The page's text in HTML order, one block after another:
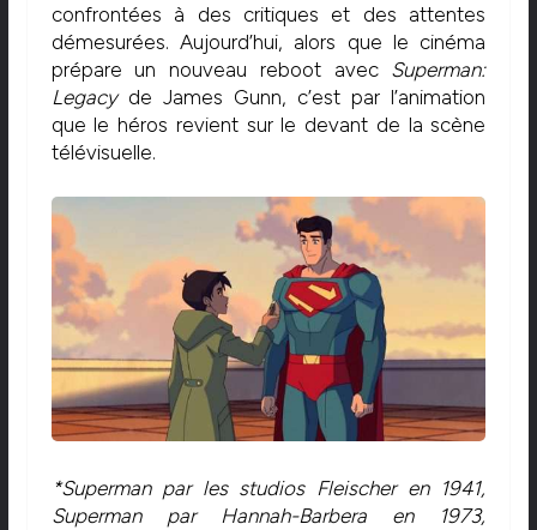
confrontées à des critiques et des attentes
démesurées. Aujourd’hui, alors que le cinéma
prépare un nouveau reboot avec Superman:
Legacyde James Gunn, c’est par l’animation
que le héros revient sur le devant de la scène
télévisuelle.
*Superman par les studios Fleischer en 1941,
Superman par Hannah-Barbera en 1973,